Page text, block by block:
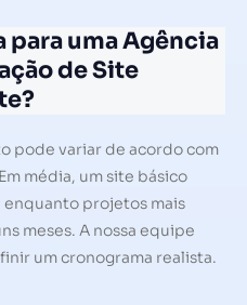
uma Agência
de Site
pode variar de acordo com
média, um site básico
enquanto projetos mais
meses. A nossa equipe
um cronograma realista.